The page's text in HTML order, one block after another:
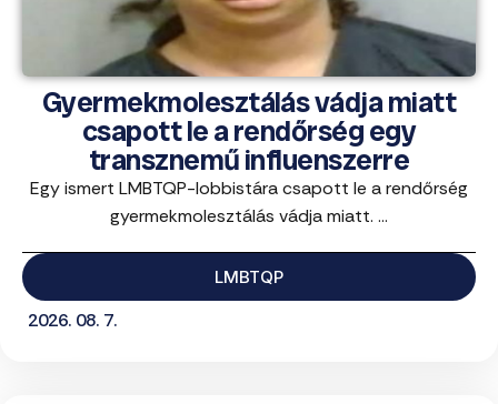
Gyermekmolesztálás vádja miatt
csapott le a rendőrség egy
transznemű influenszerre
Egy ismert LMBTQP-lobbistára csapott le a rendőrség
gyermekmolesztálás vádja miatt. ...
LMBTQP
2026. 08. 7.